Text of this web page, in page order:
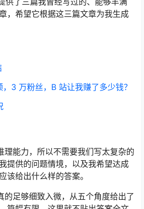
，希望它根据这三篇文章为我生成
3 万粉丝，B 站让我赚了多少钱？
理能力，所以不需要我们写太复杂的
提供的问题情境，以及我希望达成
该给出什么样的答案。
的足够细致入微，从五个角度给出了